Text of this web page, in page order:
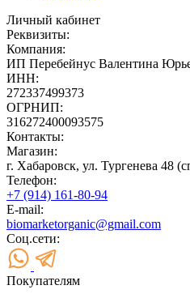
Личный кабинет
Реквизиты:
Компания:
ИП Перебейнус Валентина
ИНН:
272337499373
ОГРНИП:
316272400093575
Контакты:
Магазин:
г. Хабаровск, ул. Тургенева 48
Телефон:
+7 (914) 161-80-94
E-mail:
biomarketorganic@gmail.com
Соц.сети:
Покупателям